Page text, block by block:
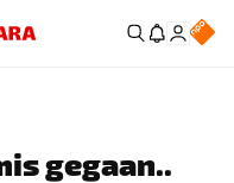
gegaan..